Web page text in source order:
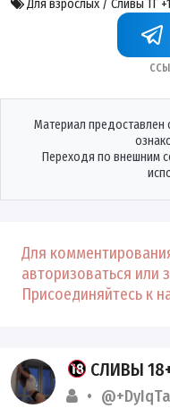
Для взрослых / Сливы ТГ
Материал предоставлен
Переходя по внешним
Для
авторизоваться или
Присоединяйтесь к
СЛИВЫ